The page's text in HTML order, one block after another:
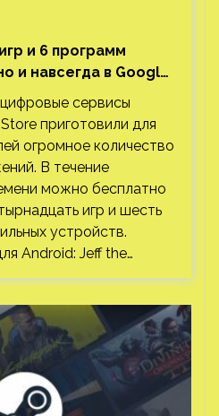
и 6 программ
и навсегда в Google
проект с 1 млн
сервисы
приготовили для
огромное количество
В течение
можно бесплатно
игр и шесть
устройств.
Android: Jeff the…